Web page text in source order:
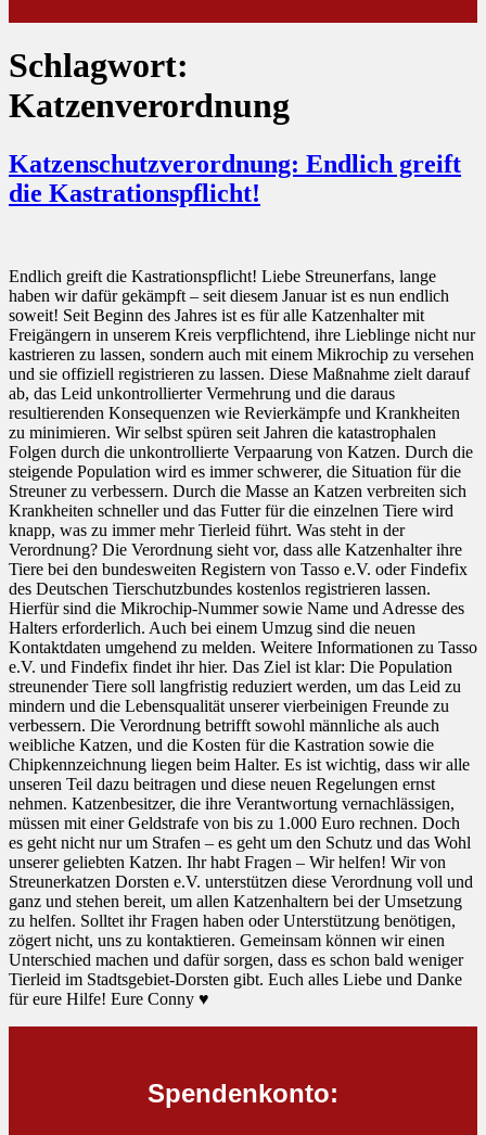
Schlagwort:
Katzenverordnung
Katzenschutzverordnung: Endlich greift
die Kastrationspflicht!
Endlich greift die Kastrationspflicht! Liebe Streunerfans, lange
haben wir dafür gekämpft – seit diesem Januar ist es nun endlich
soweit! Seit Beginn des Jahres ist es für alle Katzenhalter mit
Freigängern in unserem Kreis verpflichtend, ihre Lieblinge nicht nur
kastrieren zu lassen, sondern auch mit einem Mikrochip zu versehen
und sie offiziell registrieren zu lassen. Diese Maßnahme zielt darauf
ab, das Leid unkontrollierter Vermehrung und die daraus
resultierenden Konsequenzen wie Revierkämpfe und Krankheiten
zu minimieren. Wir selbst spüren seit Jahren die katastrophalen
Folgen durch die unkontrollierte Verpaarung von Katzen. Durch die
steigende Population wird es immer schwerer, die Situation für die
Streuner zu verbessern. Durch die Masse an Katzen verbreiten sich
Krankheiten schneller und das Futter für die einzelnen Tiere wird
knapp, was zu immer mehr Tierleid führt. Was steht in der
Verordnung? Die Verordnung sieht vor, dass alle Katzenhalter ihre
Tiere bei den bundesweiten Registern von Tasso e.V. oder Findefix
des Deutschen Tierschutzbundes kostenlos registrieren lassen.
Hierfür sind die Mikrochip-Nummer sowie Name und Adresse des
Halters erforderlich. Auch bei einem Umzug sind die neuen
Kontaktdaten umgehend zu melden. Weitere Informationen zu Tasso
e.V. und Findefix findet ihr hier. Das Ziel ist klar: Die Population
streunender Tiere soll langfristig reduziert werden, um das Leid zu
mindern und die Lebensqualität unserer vierbeinigen Freunde zu
verbessern. Die Verordnung betrifft sowohl männliche als auch
weibliche Katzen, und die Kosten für die Kastration sowie die
Chipkennzeichnung liegen beim Halter. Es ist wichtig, dass wir alle
unseren Teil dazu beitragen und diese neuen Regelungen ernst
nehmen. Katzenbesitzer, die ihre Verantwortung vernachlässigen,
müssen mit einer Geldstrafe von bis zu 1.000 Euro rechnen. Doch
es geht nicht nur um Strafen – es geht um den Schutz und das Wohl
unserer geliebten Katzen. Ihr habt Fragen – Wir helfen! Wir von
Streunerkatzen Dorsten e.V. unterstützen diese Verordnung voll und
ganz und stehen bereit, um allen Katzenhaltern bei der Umsetzung
zu helfen. Solltet ihr Fragen haben oder Unterstützung benötigen,
zögert nicht, uns zu kontaktieren. Gemeinsam können wir einen
Unterschied machen und dafür sorgen, dass es schon bald weniger
Tierleid im Stadtsgebiet-Dorsten gibt. Euch alles Liebe und Danke
für eure Hilfe! Eure Conny ♥
Spendenkonto: